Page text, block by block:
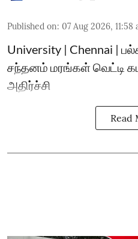
Published on: 07 Aug 2026, 11:58
University | Chennai |
சந்தனம் மரங்கள் வெட்டி
அதிர்ச்சி
Read